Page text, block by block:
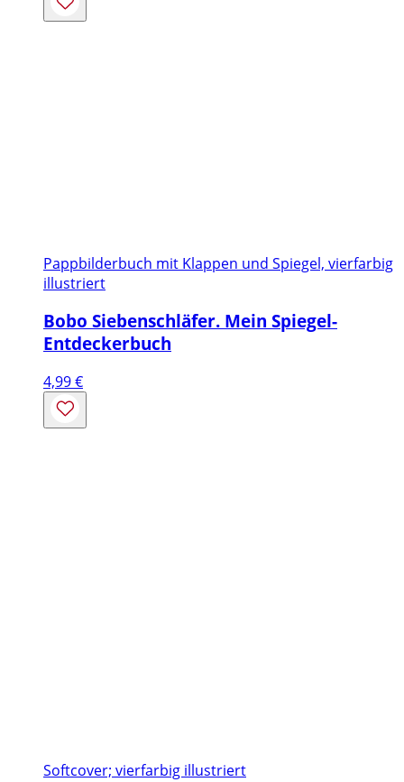
Pappbilderbuch mit Klappen und Spiegel, vierfarbig
illustriert
Bobo Siebenschläfer. Mein Spiegel-
Entdeckerbuch
4,99€
Softcover; vierfarbig illustriert